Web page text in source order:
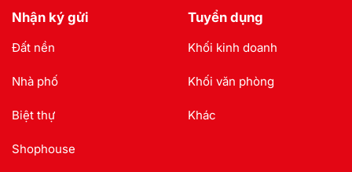
Nhận ký gửi
Đất nền
Nhà phố
Biệt thự
Shophouse
Tuyển dụng
Khối kinh doanh
Khối văn phòng
Khác